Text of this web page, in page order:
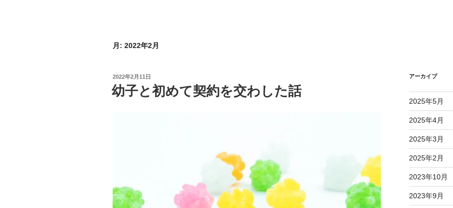
月: 2022年2月
投
稿
日:
2022年2月11日
幼子と初めて契約を交わした話
アーカイブ
2025年5月
2025年4月
2025年3月
2025年2月
2023年10月
2023年9月